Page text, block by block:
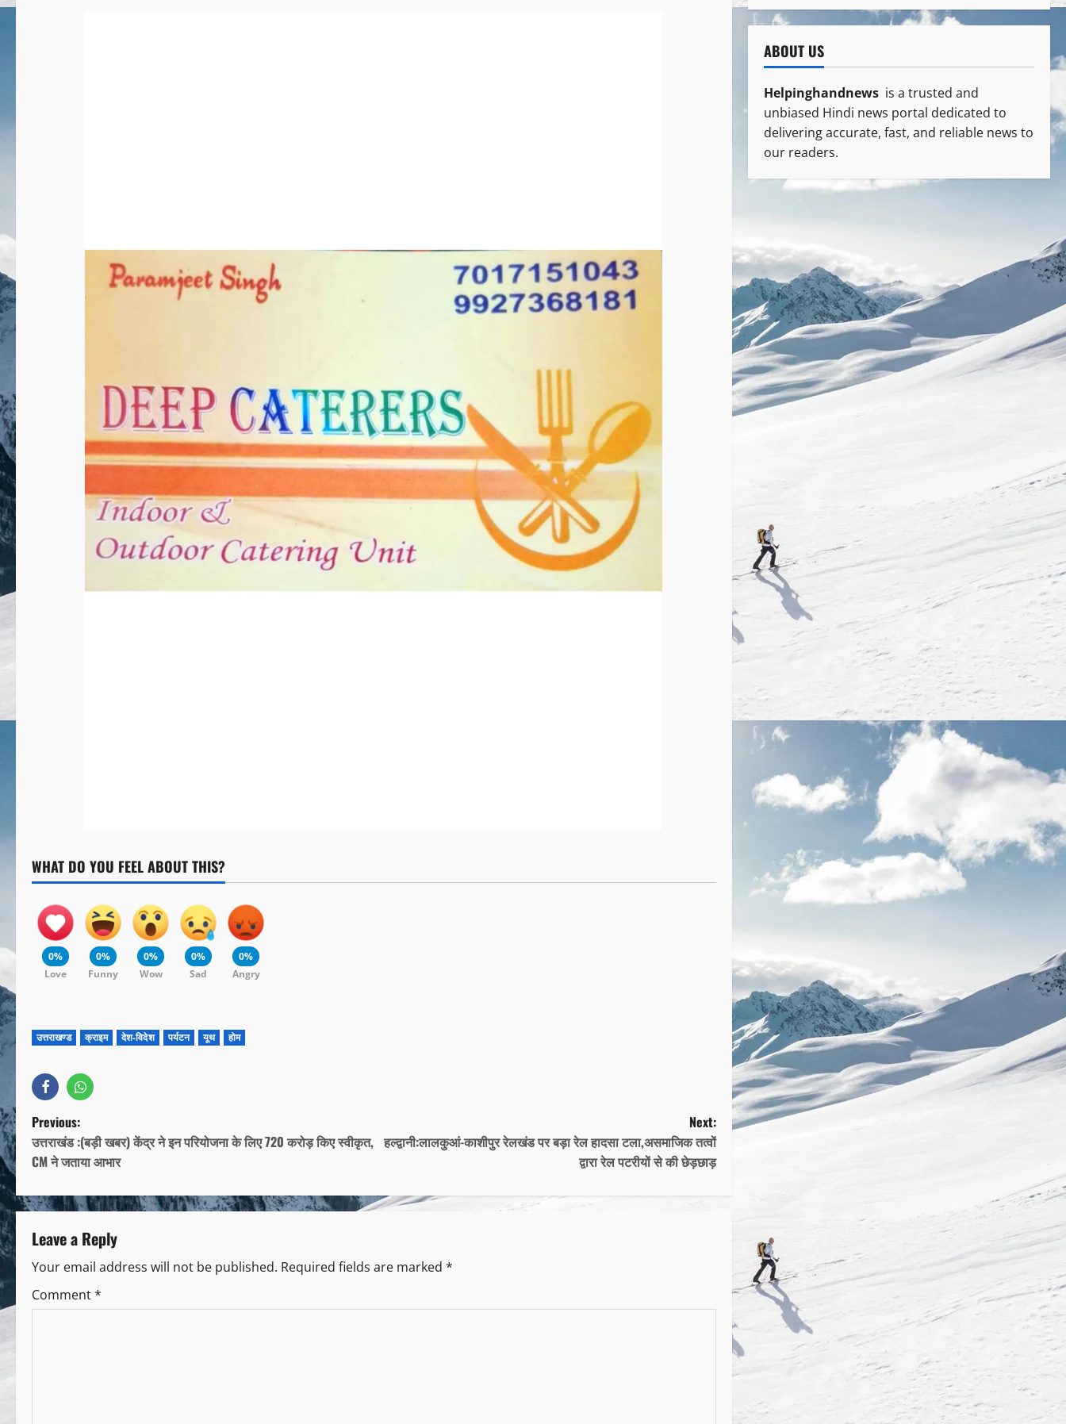
WHAT DO YOU FEEL ABOUT THIS?
0%
Love
0%
Funny
0%
Wow
0%
Sad
0%
Angry
उत्तराखण्ड क्राइम देश-विदेश पर्यटन यूथ होम
Previous:
उत्तराखंड :(बड़ी खबर) केंद्र ने इन परियोजना के लिए 720 करोड़ किए स्वीकृत,
CM ने जताया आभार
Next:
हल्द्वानी:लालकुआं-काशीपुर रेलखंड पर बड़ा रेल हादसा टला,असमाजिक तत्वों
द्वारा रेल पटरीयों से की छेड़छाड़
Leave a Reply
Your email address will not be published. Required fields are marked *
Comment*
ABOUT US
Helpinghandnews is a trusted and
unbiased Hindi news portal dedicated to
delivering accurate, fast, and reliable news to
our readers.